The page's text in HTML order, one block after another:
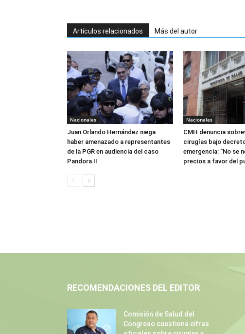
Artículos relacionados Más del autor
Nacionales
Juan Orlando Hernández niega
haber amenazado a representantes
de la PGR en audiencia del caso
Pandora II
Nacionales
CMH denuncia
cirugías bajo
emergencia: “No se
precios a favor del
RECOMENDACIONES DEL EDITOR
Comisión de Salud del
Congreso cuestiona cifras